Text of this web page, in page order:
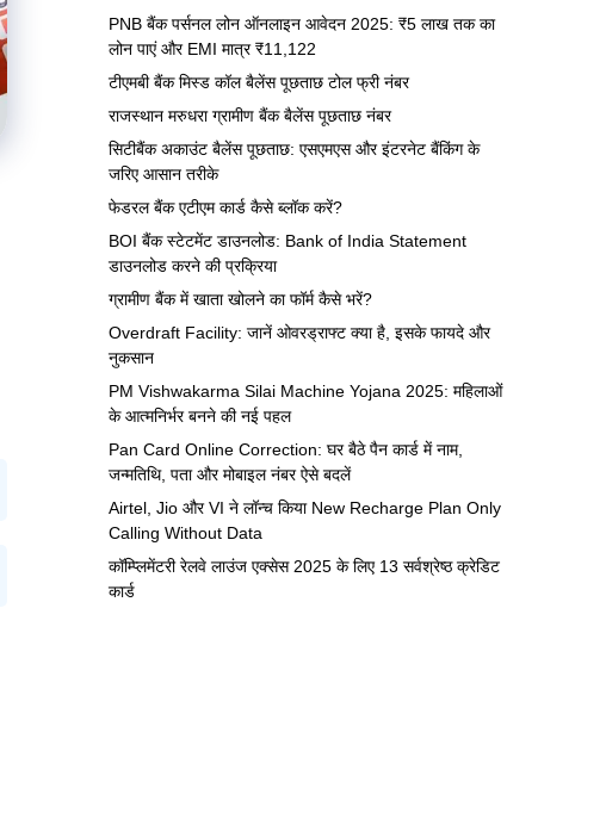
PNB बैंक पर्सनल लोन ऑनलाइन आवेदन 2025: ₹5 लाख तक का
लोन पाएं और EMI मात्र ₹11,122
टीएमबी बैंक मिस्ड कॉल बैलेंस पूछताछ टोल फ्री नंबर
राजस्थान मरुधरा ग्रामीण बैंक बैलेंस पूछताछ नंबर
सिटीबैंक अकाउंट बैलेंस पूछताछ: एसएमएस और इंटरनेट बैंकिंग के
जरिए आसान तरीके
फेडरल बैंक एटीएम कार्ड कैसे ब्लॉक करें?
BOI बैंक स्टेटमेंट डाउनलोड: Bank of India Statement
डाउनलोड करने की प्रक्रिया
ग्रामीण बैंक में खाता खोलने का फॉर्म कैसे भरें?
Overdraft Facility: जानें ओवरड्राफ्ट क्या है, इसके फायदे और
नुकसान
PM Vishwakarma Silai Machine Yojana 2025: महिलाओं
के आत्मनिर्भर बनने की नई पहल
Pan Card Online Correction: घर बैठे पैन कार्ड में नाम,
जन्मतिथि, पता और मोबाइल नंबर ऐसे बदलें
Airtel, Jio और VI ने लॉन्च किया New Recharge Plan Only
Calling Without Data
कॉम्प्लिमेंटरी रेलवे लाउंज एक्सेस 2025 के लिए 13 सर्वश्रेष्ठ क्रेडिट
कार्ड